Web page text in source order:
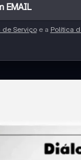
EMAIL
de Serviçoe a Política